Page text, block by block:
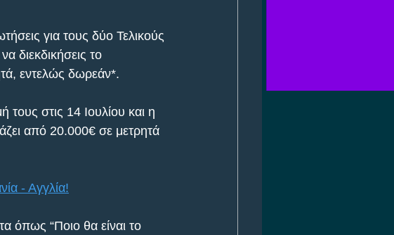
για τους δύο Τελικούς
διεκδικήσεις το
εντελώς δωρεάν*.
στις 14 Ιουλίου και η
από 20.000€ σε μετρητά
- Αγγλία!
όπως “Ποιο θα είναι το